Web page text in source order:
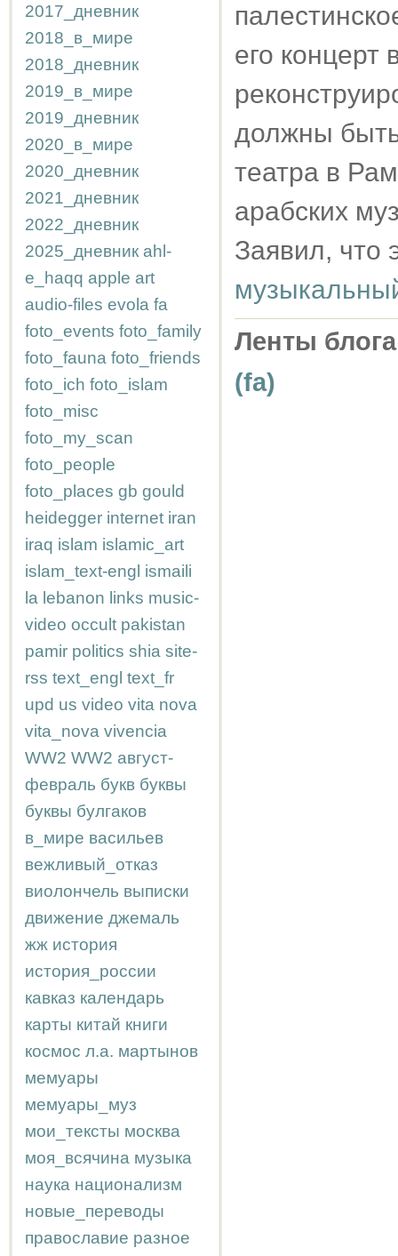
2017_дневник
2018_в_мире
2018_дневник
2019_в_мире
2019_дневник
2020_в_мире
2020_дневник
2021_дневник
2022_дневник
2025_дневник ahl-
e_haqq apple art
audio-files evola fa
foto_events foto_family
foto_fauna foto_friends
foto_ich foto_islam
foto_misc
foto_my_scan
foto_people
foto_places gb gould
heidegger internet iran
iraq islam islamic_art
islam_text-engl ismaili
la lebanon links music-
video occult pakistan
pamir politics shia site-
rss text_engl text_fr
upd us video vita nova
vita_nova vivencia
WW2 WW2 август-
февраль букв буквы
буквы булгаков
в_мире васильев
вежливый_отказ
виолончель выписки
движение джемаль
жж история
история_россии
кавказ календарь
карты китай книги
космос л.а. мартынов
мемуары
мемуары_муз
мои_тексты москва
моя_всячина музыка
наука национализм
новые_переводы
православие разное
его концерт
должны
театра в
арабских
Заявил, что
Ленты
(fa)